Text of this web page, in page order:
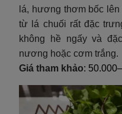
lá, hương thơm bốc
từ lá chuối rất đặc
không hề ngấy và
nương hoặc cơm trắng.
Giá tham khảo: